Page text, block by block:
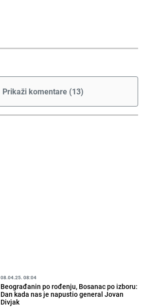
Prikaži komentare (13)
08.04.25. 08:04
Beograđanin po rođenju, Bosanac po izboru:
Dan kada nas je napustio general Jovan
Divjak